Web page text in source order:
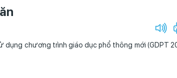
chương trình giáo dục phổ thông mới (GDPT